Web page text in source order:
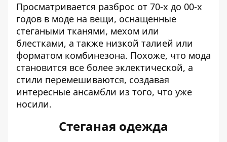
Просматривается разброс от 70-х до 00-х
годов в моде на вещи, оснащенные
стегаными тканями, мехом или
блестками, а также низкой талией или
форматом комбинезона. Похоже, что мода
становится все более эклектической, а
стили перемешиваются, создавая
интересные ансамбли из того, что уже
носили.
Стеганая одежда